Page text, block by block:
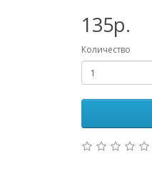
135р.
Количество